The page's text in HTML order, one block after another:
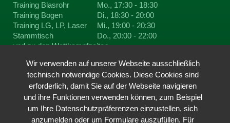
Training Blasrohr
Mo., 17:30 - 18:30
Training Bogen
Di., 18:30 - 20:00
Training LG, LP, Laser
Mi., 19:00 - 20:30
Stammtisch
Do., 20:00 - 22:00
und zu denWettkampfzeiten
Du findest uns auf ...
Wir verwenden auf unserer Webseite ausschließlich
technisch notwendige Cookies. Diese Cookies sind
erforderlich, damit Sie auf der Webseite navigieren
und ihre Funktionen verwenden können, zum Beispiel
um Ihre Datenschutzpräferenzen einzustellen, sich
anzumelden oder um Formulare auszufüllen. Für